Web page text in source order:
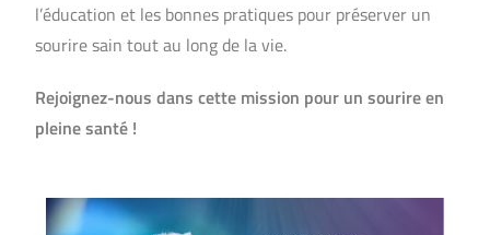
l’éducation et les bonnes pratiques pour préserver un
sourire sain tout au long de la vie.
Rejoignez-nous dans cette mission pour un sourire en
pleine santé !